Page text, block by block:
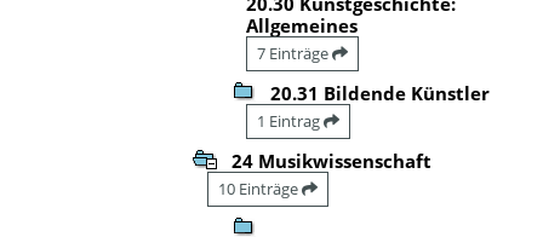
Allgemeines
7 Einträge
20.31 Bildende Künstler
1 Eintrag
24 Musikwissenschaft
10 Einträge